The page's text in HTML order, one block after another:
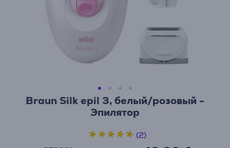
Braun Silk epil 3, белый/розовый -
Эпилятор
(2)